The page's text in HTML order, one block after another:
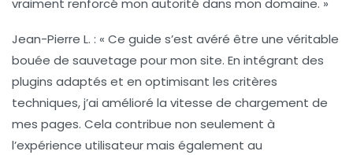
vraiment renforcé mon autorité dans mon domaine. »
Jean-Pierre L. : « Ce guide s’est avéré être une véritable
bouée de sauvetage pour mon site. En intégrant des
plugins adaptés et en optimisant les critères
techniques, j’ai amélioré la vitesse de chargement de
mes pages. Cela contribue non seulement à
l’expérience utilisateur mais également au